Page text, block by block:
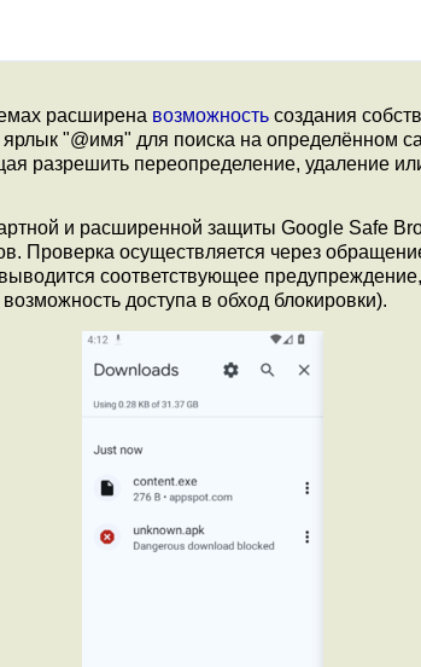
расширена возможность создания
"@имя" для поиска на определённом
разрешить переопределение, удаление
и расширенной защиты Google Safe
Проверка осуществляется через
соответствующее предупреждение,
доступа в обход блокировки).